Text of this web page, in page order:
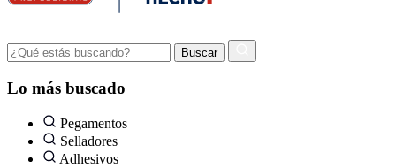
Lo más buscado
Pegamentos
Selladores
Adhesivos